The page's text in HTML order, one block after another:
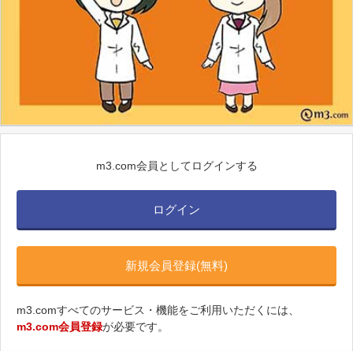
m3.com会員としてログインする
ログイン
新規会員登録(無料)
m3.comすべてのサービス・機能をご利用いただくには、
m3.com会員登録が必要です。